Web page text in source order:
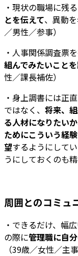
・現状の職場に残る
とを伝えて、異動
／男性／参事）
・人事関係調査票
組んでみたいこと
性／課長補佐）
・身上調書には正
ではなく、 将来、
る人材になりたい
ためにこういう経
望するようにして
うにしておくのも
周囲とのコミュ
・できるだけ、幅
の際に管理職に自
（39歳／女性／主事